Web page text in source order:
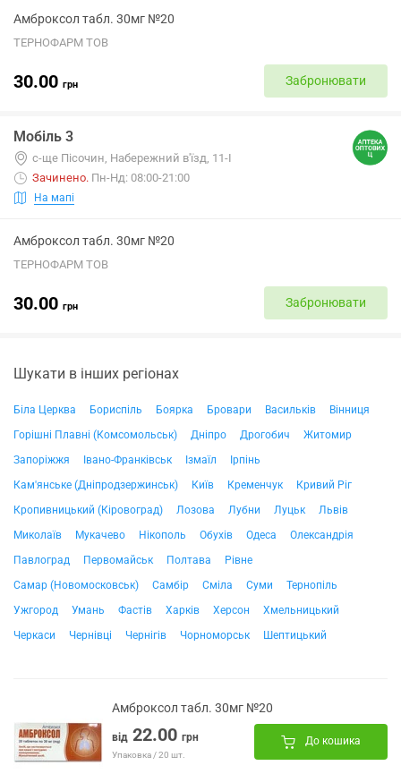
Амброксол табл. 30мг №20
ТЕРНОФАРМ ТОВ
30.00 грн Забронювати
Мобіль 3
с-ще Пісочин, Набережний в'їзд, 11-І
Зачинено. Пн-Нд: 08:00-21:00
На мапі
Амброксол табл. 30мг №20
ТЕРНОФАРМ ТОВ
30.00 грн Забронювати
Шукати в інших регіонах
Біла Церква Бориспіль Боярка Бровари Васильків
Вінниця
Горішні Плавні (Комсомольськ)
Дніпро Дрогобич
Житомир
Запоріжжя
Івано-Франківськ Ізмаїл
Ірпінь
Кам'янське (Дніпродзержинськ)
Київ Кременчук
Кривий Ріг
Кропивницький (Кіровоград)
Лозова Лубни Луцьк
Львів
Миколаїв
Мукачево Нікополь Обухів Одеса
Олександрія
Павлоград
Первомайськ Полтава
Рівне
Самар (Новомосковськ)
Самбір Сміла Суми
Тернопіль
Ужгород
Умань Фастів Харків Херсон
Хмельницький
Черкаси
Чернівці Чернігів Чорноморськ Шептицький
Амброксол табл. 30мг №20
від 22.00 грн
Упаковка / 20 шт.
До кошика